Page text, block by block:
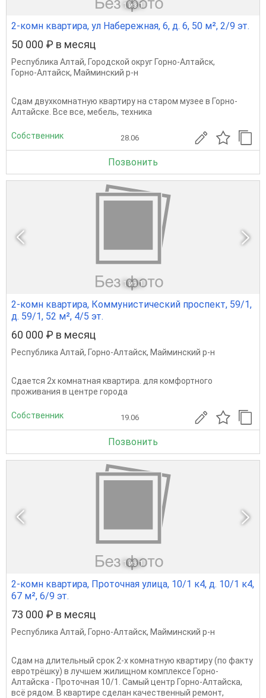
1 из 1
2-комн квартира, ул Набережная, 6, д. 6, 50 м², 2/9 эт.
50 000 ₽ в месяц
Республика Алтай, Городской округ Горно-Алтайск,
Горно-Алтайск, Майминский р-н
Сдам двухкомнатную квартиру на старом музее в Горно-
Алтайске. Все все, мебель, техника
Собственник 28.06
Позвонить
1 из 1
2-комн квартира, Коммунистический проспект, 59/1,
д. 59/1, 52 м², 4/5 эт.
60 000 ₽ в месяц
Республика Алтай, Горно-Алтайск, Майминский р-н
Сдается 2х комнатная квартира. для комфортного
проживания в центре города
Собственник 19.06
Позвонить
1 из 1
2-комн квартира, Проточная улица, 10/1 к4, д. 10/1 к4,
67 м², 6/9 эт.
73 000 ₽ в месяц
Республика Алтай, Горно-Алтайск, Майминский р-н
Сдам на длительный срок 2-х комнатную квартиру (по факту
евротрёшку) в лучшем жилищном комплексе Горно-
Алтайска - Проточная 10/1. Самый центр Горно-Алтайска,
всё рядом. В квартире сделан качественный ремонт,